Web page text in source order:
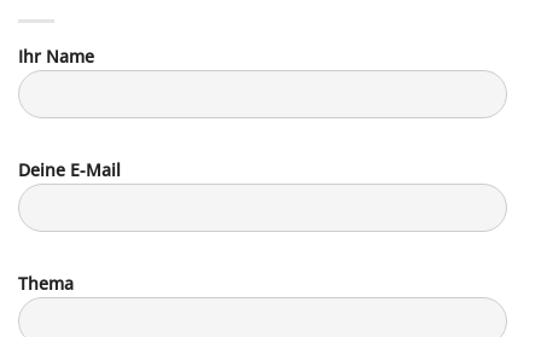
Ihr Name
Deine E-Mail
Thema